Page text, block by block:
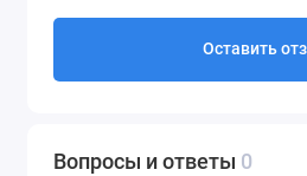
Оставить
Вопросы и ответы 0